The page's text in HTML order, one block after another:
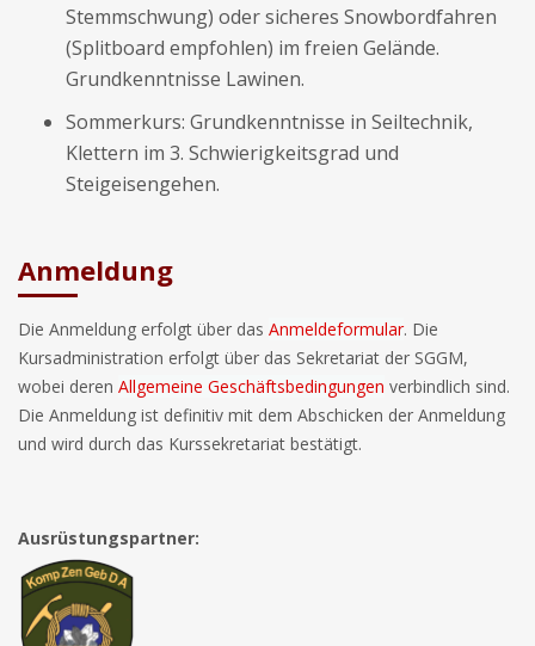
Stemmschwung) oder sicheres Snowbordfahren
(Splitboard empfohlen) im freien Gelände.
Grundkenntnisse Lawinen.
Sommerkurs: Grundkenntnisse in Seiltechnik,
Klettern im 3. Schwierigkeitsgrad und
Steigeisengehen.
Anmeldung
Die Anmeldung erfolgt über das Anmeldeformular. Die
Kursadministration erfolgt über das Sekretariat der SGGM,
wobei deren Allgemeine Geschäftsbedingungen verbindlich sind.
Die Anmeldung ist definitiv mit dem Abschicken der Anmeldung
und wird durch das Kurssekretariat bestätigt.
Ausrüstungspartner: